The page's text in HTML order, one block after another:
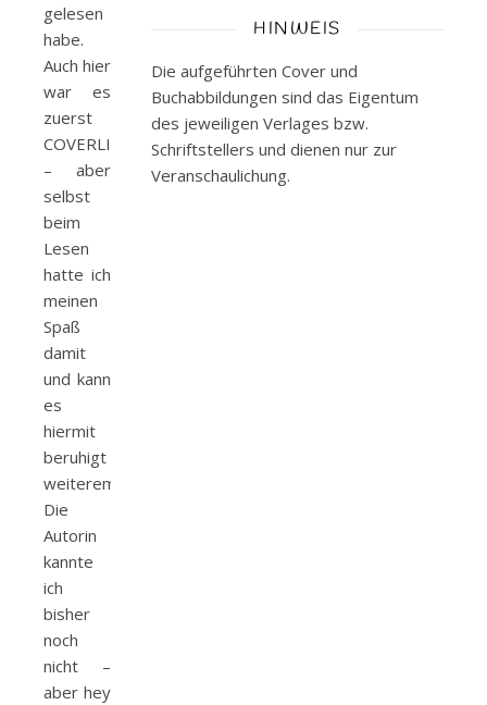
gelesen
habe.
Auch hier
war es
zuerst
COVERLIEBE
– aber
selbst
beim
Lesen
hatte ich
meinen
Spaß
damit
und kann
es
hiermit
beruhigt
weiterempfehlen.
Die
Autorin
kannte
ich
bisher
noch
nicht –
aber hey
HINWEIS
Die aufgeführten Cover und
Buchabbildungen sind das Eigentum
des jeweiligen Verlages bzw.
Schriftstellers und dienen nur zur
Veranschaulichung.